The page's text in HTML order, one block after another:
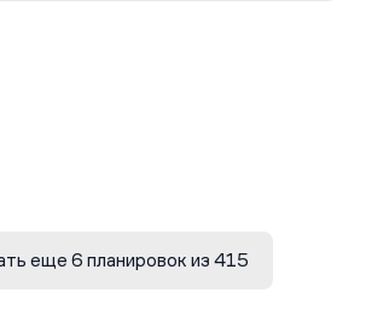
еще 6 планировок из 415